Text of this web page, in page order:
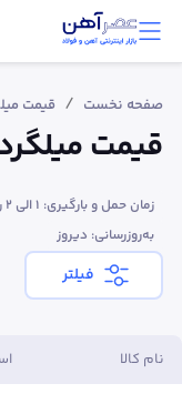
صفحه نخست / قیمت
قیمت
زمان حمل و بارگیری: 1 الی 2 روز کاری
به‌روزرسانی: دیروز
فیلتر
نام کالا